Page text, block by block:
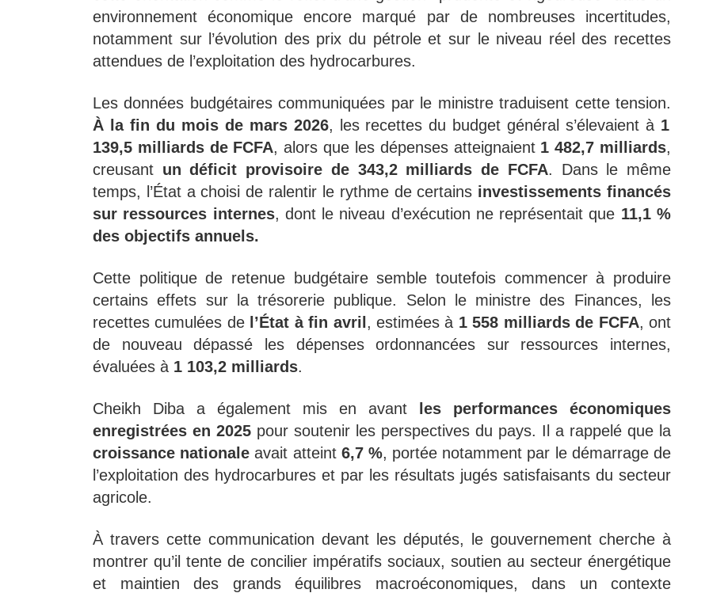
environnement économique encore marqué par de nombreuses incertitudes,
notamment sur l’évolution des prix du pétrole et sur le niveau réel des recettes
attendues de l’exploitation des hydrocarbures.
Les données budgétaires communiquées par le ministre traduisent cette tension.
À la fin du mois de mars 2026, les recettes du budget général s’élevaient à 1
139,5 milliards de FCFA, alors que les dépenses atteignaient 1 482,7 milliards,
creusant un déficit provisoire de 343,2 milliards de FCFA. Dans le même
temps, l’État a choisi de ralentir le rythme de certains investissements financés
sur ressources internes, dont le niveau d’exécution ne représentait que 11,1 %
des objectifs annuels.
Cette politique de retenue budgétaire semble toutefois commencer à produire
certains effets sur la trésorerie publique. Selon le ministre des Finances, les
recettes cumulées de l’État à fin avril, estimées à 1 558 milliards de FCFA, ont
de nouveau dépassé les dépenses ordonnancées sur ressources internes,
évaluées à 1 103,2 milliards.
Cheikh Diba a également mis en avant les performances économiques
enregistrées en 2025 pour soutenir les perspectives du pays. Il a rappelé que la
croissance nationale avait atteint6,7 %, portée notamment par le démarrage de
l’exploitation des hydrocarbures et par les résultats jugés satisfaisants du secteur
agricole.
À travers cette communication devant les députés, le gouvernement cherche à
montrer qu’il tente de concilier impératifs sociaux, soutien au secteur énergétique
et maintien des grands équilibres macroéconomiques, dans un contexte